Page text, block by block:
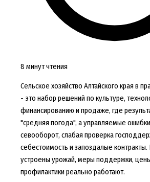
8 минут чтения
Сельское хозяйство Алтайского края в
- это набор решений по культуре,
финансированию и продаже, где
"средняя погода", а управляемые
севооборот, слабая проверка
себестоимость и запоздалые
устроены урожай, меры поддержки,
профилактики реально работают.